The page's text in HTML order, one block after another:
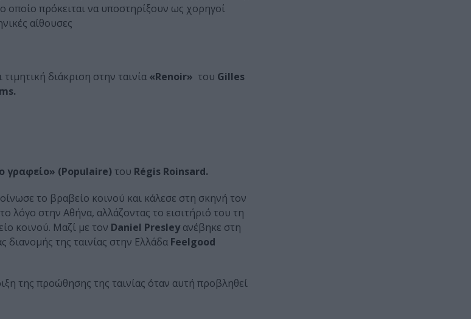
οποίο πρόκειται να υποστηρίξουν ως χορηγοί
αίθουσες
διάκριση στην ταινία «Renoir» του Gilles
γραφείο» (Populaire) του Régis Roinsard.
το βραβείο κοινού και κάλεσε στη σκηνή τον
λόγο στην Αθήνα, αλλάζοντας το εισιτήριό του τη
κοινού. Μαζί με τον Daniel Presley ανέβηκε στη
διανομής της ταινίας στην Ελλάδα Feelgood
της προώθησης της ταινίας όταν αυτή προβληθεί